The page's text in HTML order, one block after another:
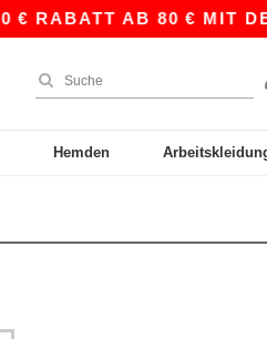
AB 80 € MIT DEM
Hemden